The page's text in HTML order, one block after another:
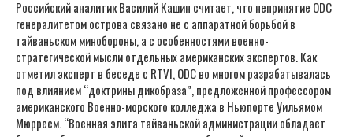
Российский аналитик Василий Кашин считает, что непринятие ODC
генералитетом острова связано не с аппаратной борьбой в
тайваньском минобороны, а с особенностями военно-
стратегической мысли отдельных американских экспертов. Как
отметил эксперт в беседе с RTVI, ODC во многом разрабатывалась
под влиянием “доктрины дикобраза”, предложенной профессором
американского Военно-морского колледжа в Ньюпорте Уильямом
Мюрреем. “Военная элита тайваньской администрации обладает